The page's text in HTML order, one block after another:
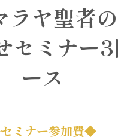
ラヤ聖者の
セミナー3
ース
ミナー参加費◆